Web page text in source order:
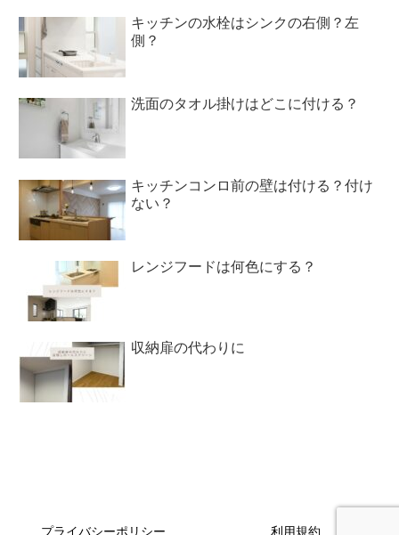
キッチンの水栓はシンクの右側？左
側？
洗面のタオル掛けはどこに付ける？
キッチンコンロ前の壁は付ける？付け
ない？
レンジフードは何色にする？
収納扉の代わりに
プライバシーポリシー 利用規約